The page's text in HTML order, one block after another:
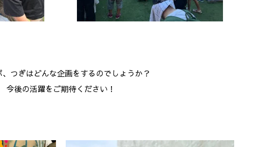
、つぎはどんな企画をするのでしょうか？
今後の活躍をご期待ください！